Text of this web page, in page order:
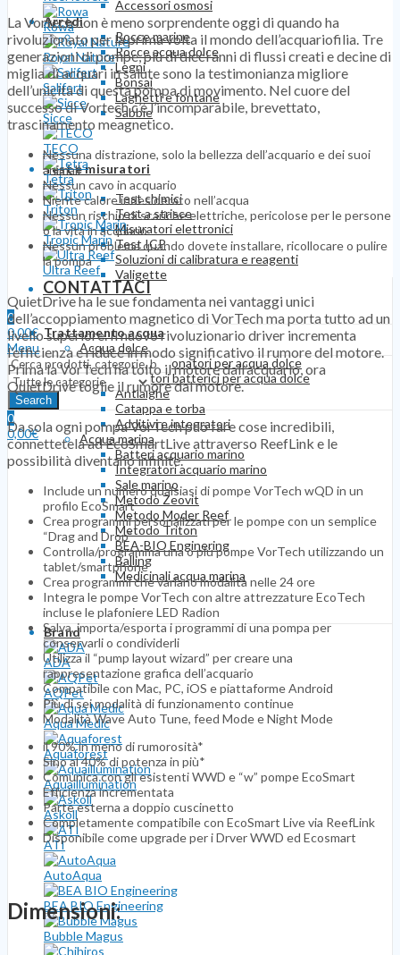
Accessori osmosi
Arredi
Rocce marine
Rocce acqua dolce
Legni
Bonsai
Laghetti e fontane
Sabbie
Test e misuratori
Test chimici
Test a strisce
Misuratori elettronici
Test ICP
Soluzioni di calibratura e reagenti
Valigette
Trattamento acqua
Acqua dolce
Biocondizionatori per acqua dolce
Attivatori batterici per acqua dolce
Antialghe
Catappa e torba
Additivi e integratori
Acqua marina
Batteri acquario marino
Integratori acquario marino
Sale marino
Metodo Zeovit
Metodo Moder Reef
Metodo Triton
BEA-BIO Enginering
Balling
Medicinali acqua marina
Brand
ADA
AQPet
Aqua Medic
Aquaforest
Aquaillumination
Askoll
ATI
AutoAqua
BEA BIO Engineering
Bubble Magus
Rowa
Royal Nature
Salifert
Sicce
TECO
Tetra
Triton
Tropic Marin
Ultra Reef
CONTATTACI
0
0,00€
Menu
Search
0
0,00€
La Vortech non è meno sorprendente oggi di quando ha
rivoluzionato per la prima volta il mondo dell’acquariofilia. Tre
generazioni di pompe, più di dieci anni di flussi creati e decine di
miglia di acquari in salute sono la testimonianza migliore
dell’unicità di questa pompa di movimento. Nel cuore del
successo di Vortech c’è l’incomparabile, brevettato,
trascinamento meagnetico.
Nessuna distrazione, solo la bellezza dell’acquario e dei suoi
animali
Nessun cavo in acquario
Niente calore indesiderato nell’acqua
Nessun rischio di scariche elettriche, pericolose per le persone
o la vita in acquario
Nessun problema quando dovete installare, ricollocare o pulire
la pompa
QuietDrive ha le sue fondamenta nei vantaggi unici
dell’accoppiamento magnetico di VorTech ma porta tutto ad un
livello superiore. Il nuovo rivoluzionario driver incrementa
l’efficienza e riduce in modo significativo il rumore del motore.
Prima la VorTech ha tolto il motore dall’acquario, ora
QuietDrive toglie il rumore dal motore.
Da sola ogni pompa VorTech può fare cose incredibili,
connettetela ad EcoSmartLive attraverso ReefLink e le
possibilità diventano infinite.
Include un numero qualsiasi di pompe VorTech wQD in un
profilo EcoSmart
Crea programmi personalizzati per le pompe con un semplice
“Drag and Drop”
Controlla/programma una o più pompe VorTech utilizzando un
tablet/smartphone
Crea programmi che variano modalità nelle 24 ore
Integra le pompe VorTech con altre attrezzature EcoTech
incluse le plafoniere LED Radion
Salva, importa/esporta i programmi di una pompa per
conservarli o condividerli
Utilizza il “pump layout wizard” per creare una
rappresentazione grafica dell’acquario
Compatibile con Mac, PC, iOS e piattaforme Android
Più di sei modalità di funzionamento continue
Modalità Wave Auto Tune, feed Mode e Night Mode
il 90% in meno di rumorosità*
Sino al 40% di potenza in più*
Comunica con gli esistenti WWD e “w” pompe EcoSmart
Efficienza incrementata
Parte esterna a doppio cuscinetto
Completamente compatibile con EcoSmart Live via ReefLink
Disponibile come upgrade per i Drver WWD ed Ecosmart
Dimensioni: